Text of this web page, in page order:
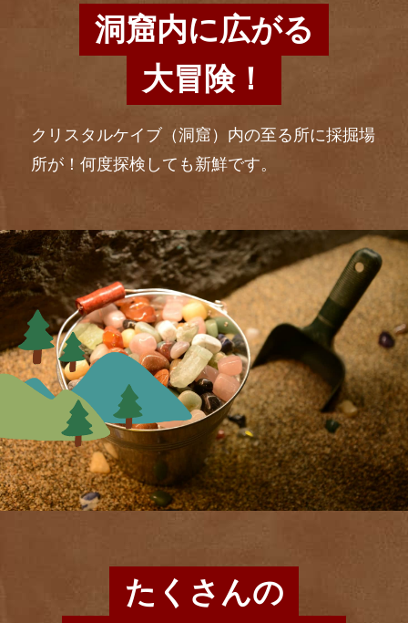
洞窟内に広がる
大冒険！
クリスタルケイブ（洞窟）内の至る所に採掘場
所が！ 何度探検しても新鮮です。
たくさんの